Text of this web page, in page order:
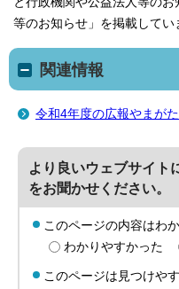
等のお知らせ」を掲載してい
関連情報
令和4年度の広報やまが
より良いウェブサイト
をお聞かせください。
このページの内容はわ
わかりやすかった
このページは見つけや